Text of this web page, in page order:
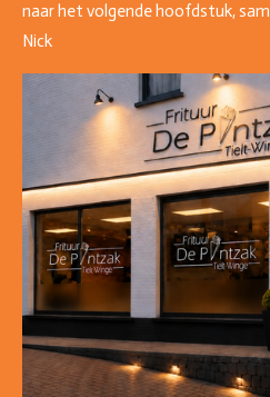
naar het volgende hoofdstuk,
Nick